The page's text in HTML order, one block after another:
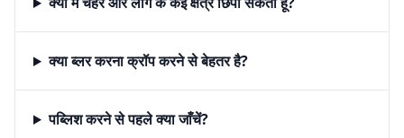
क्या ब्लर करना क्रॉप करने से बेहतर है?
पब्लिश करने से पहले क्या जाँचें?